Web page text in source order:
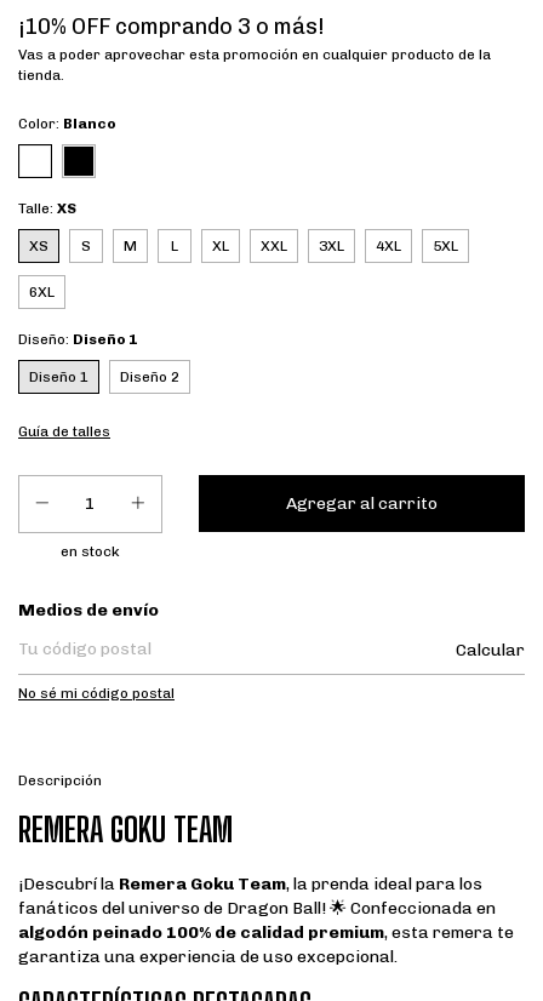
¡10% OFF comprando 3 o más!
Vas a poder aprovechar esta promoción en cualquier producto de la
tienda.
Color: Blanco
Talle: XS
XS S M L XL XXL 3XL 4XL 5XL
6XL
Diseño: Diseño 1
Diseño 1 Diseño 2
Guía de talles
en stock
Entregas para el CP:
Medios de envío
Calcular
No sé mi código postal
Descripción
REMERA GOKU TEAM
¡Descubrí la Remera Goku Team, la prenda ideal para los
fanáticos del universo de Dragon Ball! 🌟 Confeccionada en
algodón peinado 100% de calidad premium, esta remera te
garantiza una experiencia de uso excepcional.